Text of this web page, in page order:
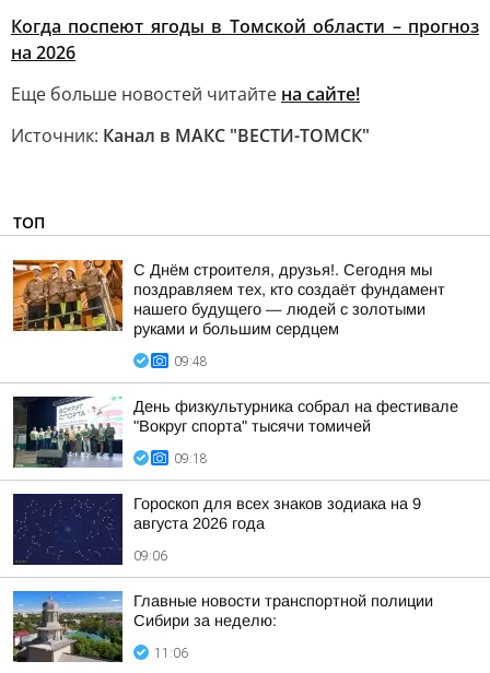
Когда поспеют ягоды в Томской области – прогноз
на 2026
Еще больше новостей читайте на сайте!
Источник: Канал в МАКС "ВЕСТИ-ТОМСК"
ТОП
С Днём строителя, друзья!. Сегодня мы
поздравляем тех, кто создаёт фундамент
нашего будущего — людей с золотыми
руками и большим сердцем
09:48
День физкультурника собрал на фестивале
"Вокруг спорта" тысячи томичей
09:18
Гороскоп для всех знаков зодиака на 9
августа 2026 года
09:06
Главные новости транспортной полиции
Сибири за неделю:
11:06